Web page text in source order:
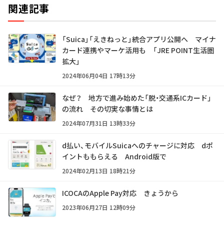
関連記事
「Suica」「えきねっと」統合アプリ公開へ マイナ
カード連携やマーケ活用も 「JRE POINT生活圏
拡大」
2024年06月04日 17時13分
なぜ？ 地方で進み始めた「脱・交通系ICカード」
の流れ その切実な事情とは
2024年07月31日 13時33分
d払い、モバイルSuicaへのチャージに対応 dポ
イントももらえる Android版で
2024年02月13日 18時21分
ICOCAのApple Pay対応 きょうから
2023年06月27日 12時09分